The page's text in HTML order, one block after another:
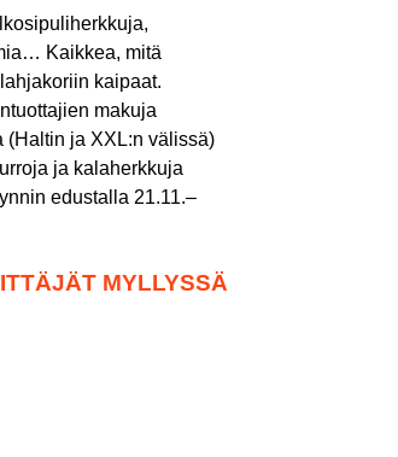
Kaikkea, mitä
kaipaat.
makuja
(Haltin ja XXL:n välissä)
ja kalaherkkuja
edustalla 21.11.–
MYLLYSSÄ